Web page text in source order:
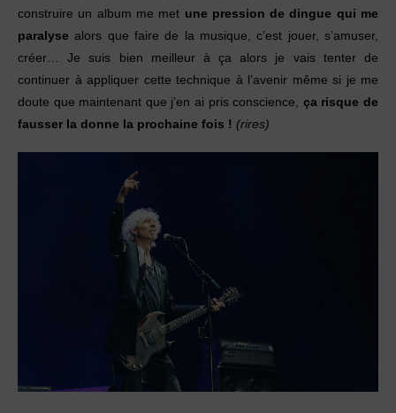
construire un album me met une pression de dingue qui me
paralyse alors que faire de la musique, c’est jouer, s’amuser,
créer… Je suis bien meilleur à ça alors je vais tenter de
continuer à appliquer cette technique à l’avenir même si je me
doute que maintenant que j’en ai pris conscience, ça risque de
fausser la donne la prochaine fois ! (rires)